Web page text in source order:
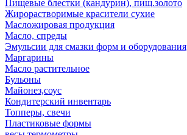
Пищевые блестки (кандурин), пищ.золото
Жирорастворимые красители сухие
Масложировая продукция
Масло, спреды
Эмульсии для смазки форм и оборудования
Маргарины
Масло растительное
Бульоны
Майонез,соус
Кондитерский инвентарь
Топперы, свечи
Пластиковые формы